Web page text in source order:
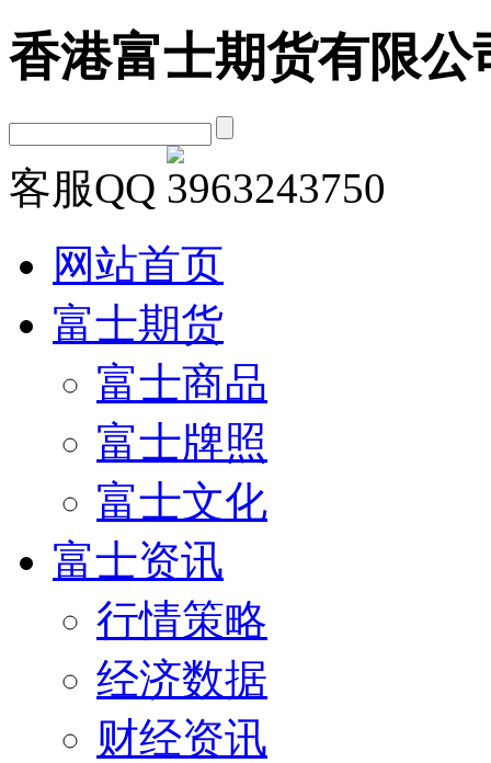
香港富士期货有限公
客服QQ
网站首页
富士期货
富士商品
富士牌照
富士文化
富士资讯
行情策略
经济数据
财经资讯